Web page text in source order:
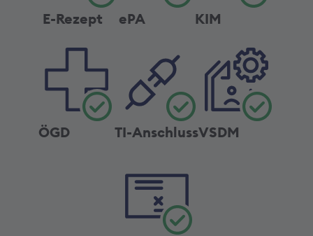
E-Rezept ePA KIM
ÖGD TI-AnschlussVSDM